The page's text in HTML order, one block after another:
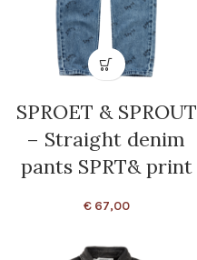
SPROET & SPROUT
– Straight denim
pants SPRT& print
€67,00